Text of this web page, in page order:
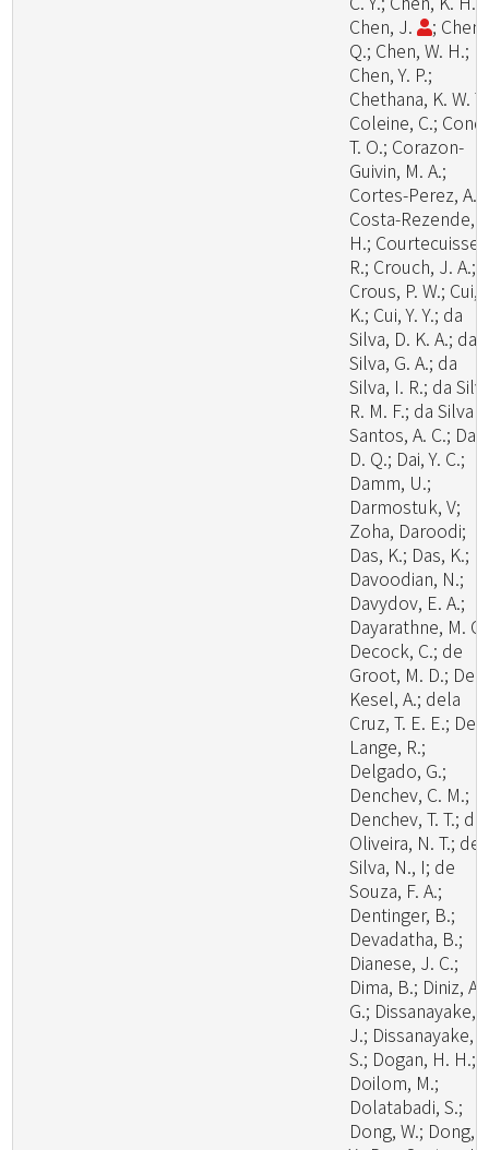
Chen, J.
; Chen,
Q.; Chen, W. H.;
Chen, Y. P.;
Chethana, K. W.
Coleine, C.;
T. O.; Corazon-
Guivin, M. A.;
Cortes-Perez, A.;
Costa-Rezende,
H.; Courtecuisse,
R.; Crouch, J. A.;
Crous, P. W.; Cui,
K.; Cui, Y. Y.; da
Silva, D. K. A.; da
Silva, G. A.; da
Silva, I. R.; da
R. M. F.; da Silva
Santos, A. C.; Dai,
D. Q.; Dai, Y. C.;
Damm, U.;
Darmostuk, V;
Zoha, Daroodi;
Das, K.; Das, K.;
Davoodian, N.;
Davydov, E. A.;
Dayarathne, M.
Decock, C.; de
Groot, M. D.; De
Kesel, A.; dela
Cruz, T. E. E.; De
Lange, R.;
Delgado, G.;
Denchev, C. M.;
Denchev, T. T.; de
Oliveira, N. T.; de
Silva, N., I; de
Souza, F. A.;
Dentinger, B.;
Devadatha, B.;
Dianese, J. C.;
Dima, B.; Diniz, A.
G.; Dissanayake,
J.; Dissanayake,
S.; Dogan, H. H.;
Doilom, M.;
Dolatabadi, S.;
Dong, W.; Dong,